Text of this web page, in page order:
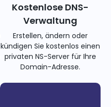
Kostenlose DNS-
Verwaltung
Erstellen, ändern oder
kündigen Sie kostenlos einen
privaten NS-Server für Ihre
Domain-Adresse.